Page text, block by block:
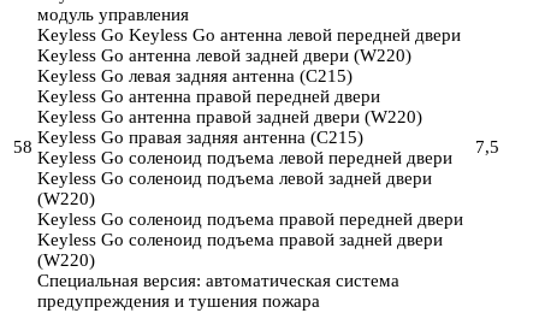
58
модуль управления
Keyless Go Keyless Go антенна левой передней двери
Keyless Go антенна левой задней двери (W220)
Keyless Go левая задняя антенна (C215)
Keyless Go антенна правой передней двери
Keyless Go антенна правой задней двери (W220)
Keyless Go правая задняя антенна (C215)
Keyless Go соленоид подъема левой передней двери
Keyless Go соленоид подъема левой задней двери
(W220)
Keyless Go соленоид подъема правой передней двери
Keyless Go соленоид подъема правой задней двери
(W220)
Специальная версия: автоматическая система
предупреждения и тушения пожара
7,5